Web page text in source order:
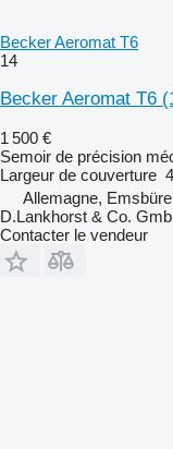
Becker Aeromat T6
14
Becker Aeromat T6
1 500 €
Semoir de précision
Largeur de couverture
Allemagne,
D.Lankhorst & Co.
Contacter le vendeur